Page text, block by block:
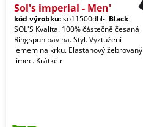
Sol's imperial - Men'
kód výrobku:so11500dbl-l Black
SOL'S Kvalita. 100% částečně česaná
Ringspun bavlna. Styl. Vyztužení
lemem na krku. Elastanový žebrovaný
límec. Krátké r